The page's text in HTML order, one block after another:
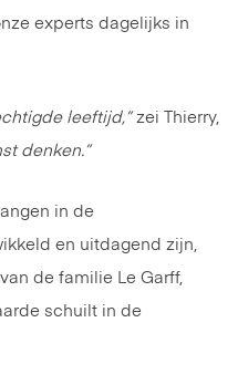
experts dagelijks in
leeftijd,” zei Thierry,
denken.”
in de
en uitdagend zijn,
de familie Le Garff,
schuilt in de